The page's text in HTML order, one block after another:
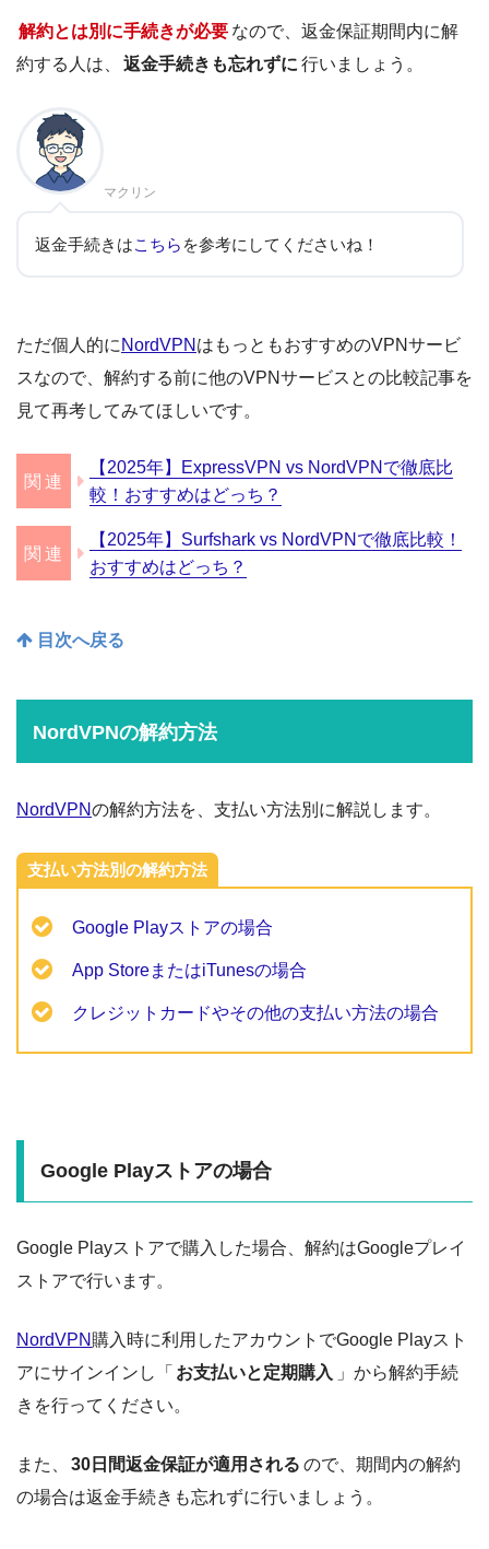
解約とは別に手続きが必要 なので、返金保証期間内に解
約する人は、
返金手続きも忘れずに 行いましょう。
マクリン
返金手続きはこちら を参考にしてくださいね！
ただ個人的に NordVPN はもっともおすすめのVPNサービ
スなので、解約する前に他のVPNサービスとの比較記事を
見て再考してみてほしいです。
【2025年】ExpressVPN vs NordVPNで徹底比
較！おすすめはどっち？
【2025年】Surfshark vs NordVPNで徹底比較！
おすすめはどっち？
目次へ戻る
NordVPNの解約方法
NordVPNの解約方法を、支払い方法別に解説します。
支払い方法別の解約方法
Google Playストアの場合
App StoreまたはiTunesの場合
クレジットカードやその他の支払い方法の場合
Google Playストアの場合
Google Playストアで購入した場合、解約はGoogleプレイ
ストアで行います。
NordVPN 購入時に利用したアカウントでGoogle Playスト
アにサインインし「 お支払いと定期購入 」から解約手続
きを行ってください。
また、 30日間返金保証が適用される ので、期間内の解約
の場合は返金手続きも忘れずに行いましょう。